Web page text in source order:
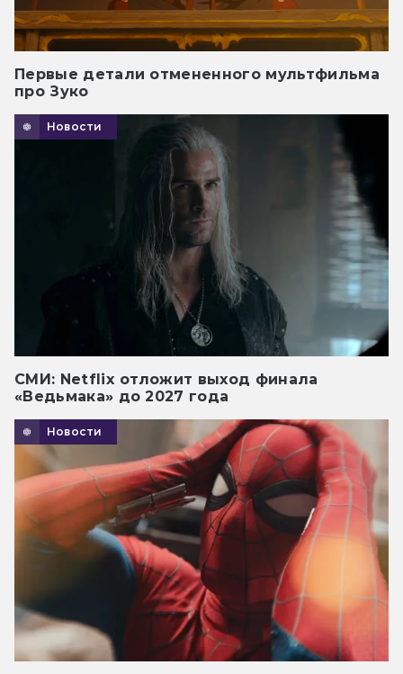
Первые детали отмененного мультфильма
про Зуко
Новости
СМИ: Netflix отложит выход финала
«Ведьмака» до 2027 года
Новости